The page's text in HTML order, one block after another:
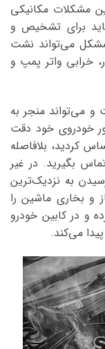
مشکلات مکانیکی
برای تشخیص و
می‌تواند نشت
خرابی واتر پمپ و
منجر به
خودروی خود دقت
کردید، بلافاصله
بگیرید. در غیر
به نزدیک‌ترین
بخاری ماشین را
در کابین خودرو
می‌کند.